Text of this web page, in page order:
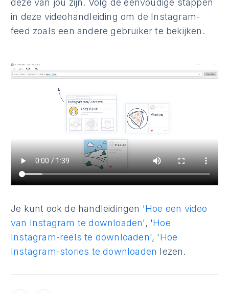
deze van jou zijn. Volg de eenvoudige stappen
in deze videohandleiding om de Instagram-
feed zoals een andere gebruiker te bekijken.
Je kunt ook de handleidingen 'Hoe een video
van Instagram te downloaden', 'Hoe
Instagram-reels te downloaden', 'Hoe
Instagram-stories te downloaden lezen.